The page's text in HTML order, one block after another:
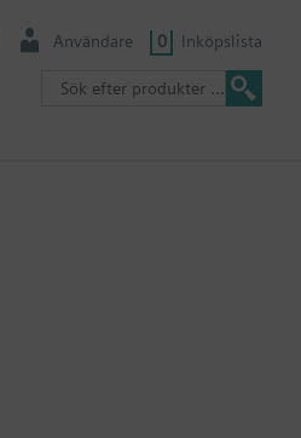
Användare 0 Inköpslista